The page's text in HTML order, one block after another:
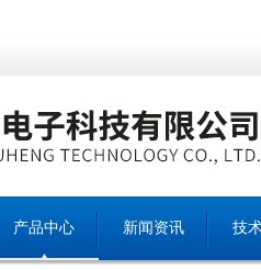
产品中心 新闻资讯 技